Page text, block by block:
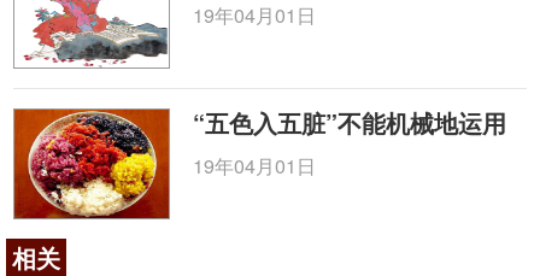
19年04月01日
“五色入五脏”不能机械地运用
19年04月01日
相关